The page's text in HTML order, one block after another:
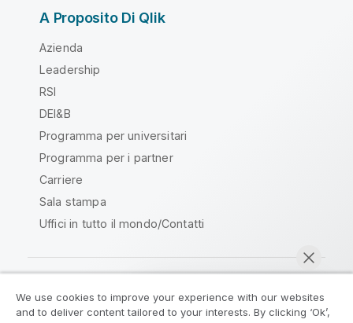
A Proposito Di Qlik
Azienda
Leadership
RSI
DEI&B
Programma per universitari
Programma per i partner
Carriere
Sala stampa
Uffici in tutto il mondo/Contatti
Qlik Community
We use cookies to improve your experience with our websites
and to deliver content tailored to your interests. By clicking ‘Ok’,